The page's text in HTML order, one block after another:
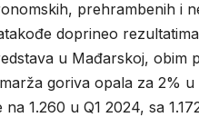
prehrambenih i
doprineo
u Mađarskoj,
goriva opala za 2%
1.260 u Q1 2024, sa